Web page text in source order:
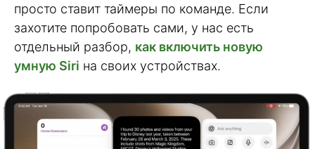
просто ставит таймеры по команде. Если
захотите попробовать сами, у нас есть
отдельный разбор, как включить новую
умную Siri на своих устройствах.